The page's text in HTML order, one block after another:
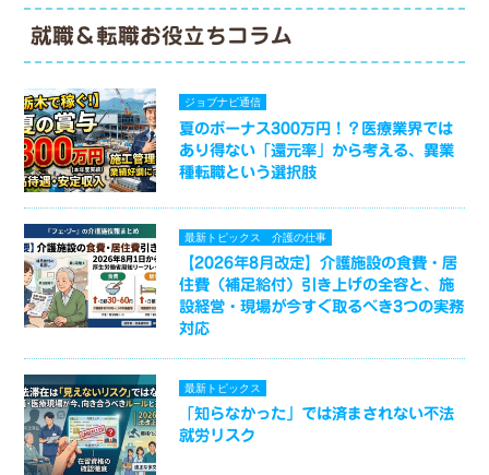
就職＆転職お役立ちコラム
ジョブナビ通信
夏のボーナス300万円！？医療業界では
あり得ない「還元率」から考える、異業
種転職という選択肢
最新トピックス 介護の仕事
【2026年8月改定】介護施設の食費・居
住費（補足給付）引き上げの全容と、施
設経営・現場が今すぐ取るべき3つの実務
対応
最新トピックス
「知らなかった」では済まされない不法
就労リスク